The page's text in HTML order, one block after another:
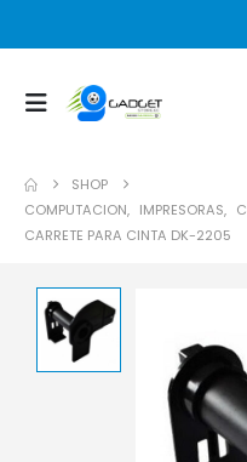
SHOP
COMPUTACION, IMPRESORAS,
CARRETE PARA CINTA DK-2205